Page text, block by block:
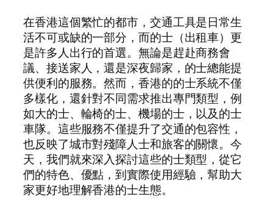
在香港這個繁忙的都市，交通工具是日常生
活不可或缺的一部分，而的士（出租車）更
是許多人出行的首選。無論是趕赴商務會
議、接送家人，還是深夜歸家，的士總能提
供便利的服務。然而，香港的的士系統不僅
多樣化，還針對不同需求推出專門類型，例
如大的士、輪椅的士、機場的士，以及的士
車隊。這些服務不僅提升了交通的包容性，
也反映了城市對殘障人士和旅客的關懷。今
天，我們就來深入探討這些的士類型，從它
們的特色、優點，到實際使用經驗，幫助大
家更好地理解香港的士生態。